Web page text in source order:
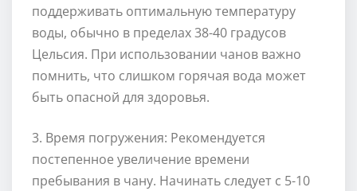
поддерживать оптимальную температуру
воды, обычно в пределах 38-40 градусов
Цельсия. При использовании чанов важно
помнить, что слишком горячая вода может
быть опасной для здоровья.
3. Время погружения: Рекомендуется
постепенное увеличение времени
пребывания в чану. Начинать следует с 5-10